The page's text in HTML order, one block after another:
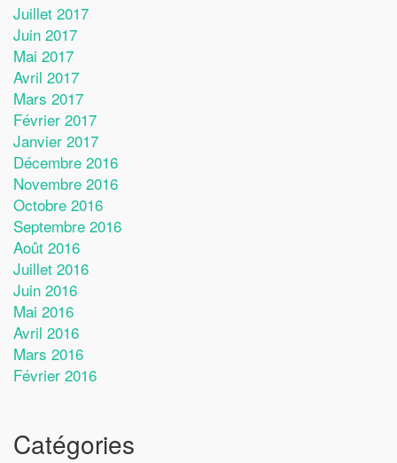
Juillet 2017
Juin 2017
Mai 2017
Avril 2017
Mars 2017
Février 2017
Janvier 2017
Décembre 2016
Novembre 2016
Octobre 2016
Septembre 2016
Août 2016
Juillet 2016
Juin 2016
Mai 2016
Avril 2016
Mars 2016
Février 2016
Catégories